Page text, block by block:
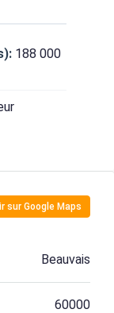
188 000
sur Google Maps
Beauvais
60000